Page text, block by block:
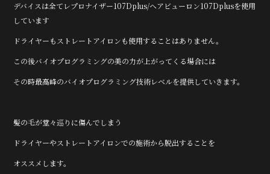
デバイスは全てレプロナイザー107Dplus/ヘアビューロン107Dplusを使用
しています
ドライヤーもストレートアイロンも使用することはありません。
この後バイオプログラミングの美の力が上がってくる場合には
その時最高峰のバイオプログラミング技術レベルを提供していきます。
髪の毛が堂々巡りに傷んでしまう
ドライヤーやストレートアイロンでの施術から脱出することを
オススメします。